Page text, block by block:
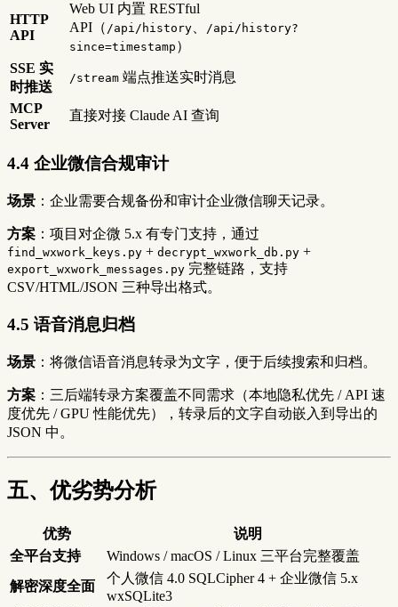
HTTP
API
Web UI 内置 RESTful
API（ /api/history
/api/history?
since=timestamp ）
SSE 实
时推送
/stream 端点推送实时消息
MCP
Server
直接对接 Claude AI 查询
4.4 企业微信合规审计
场景 ：企业需要合规备份和审计企业微信聊天记录。
方案 ：项目对企微 5.x 有专门支持，通过
find_wxwork_keys.py + decrypt_wxwork_db.py +
export_wxwork_messages.py 完整链路，支持
CSV/HTML/JSON 三种导出格式。
4.5 语音消息归档
场景 ：将微信语音消息转录为文字，便于后续搜索和归档。
方案 ：三后端转录方案覆盖不同需求（本地隐私优先 / API 速
度优先 / GPU 性能优先），转录后的文字自动嵌入到导出的
JSON 中。
五、优劣势分析
优势
说明
全平台支持
Windows / macOS / Linux 三平台完整覆盖
解密深度全面
个人微信 4.0 SQLCipher 4 + 企业微信 5.x
wxSQLite3